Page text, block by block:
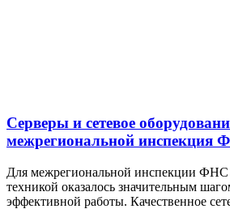
Серверы и сетевое
межрегиональной инспекция
Для межрегиональной инспекции ФНС
техникой оказалось значительным
эффективной работы. Качественное